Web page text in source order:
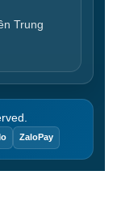
Trung
ZaloPay